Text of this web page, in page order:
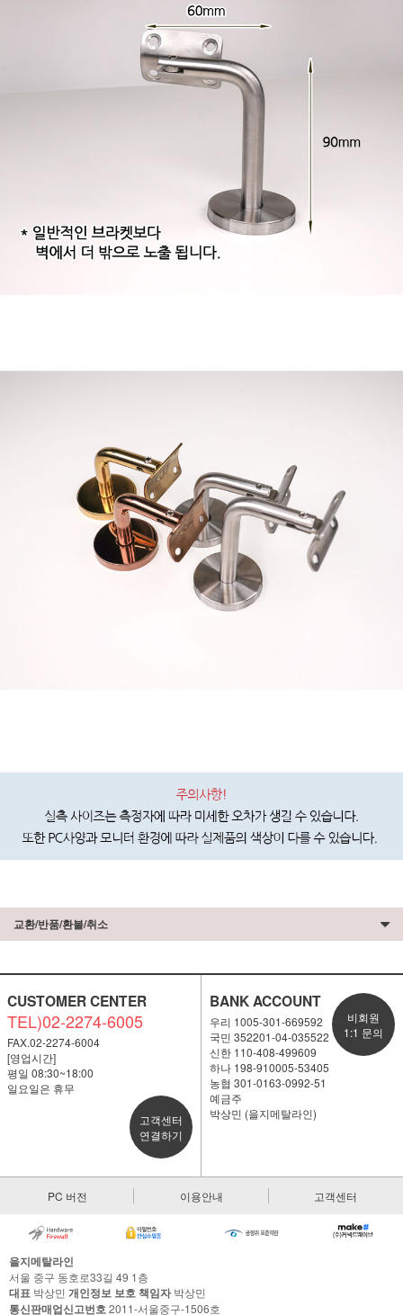
교환/반품/환불/취소
CUSTOMER CENTER
TEL)02-2274-6005
FAX.02-2274-6004
[영업시간]
평일 08:30~18:00
일요일은 휴무
고객센터
연결하기
BANK ACCOUNT
우리 1005-301-669592
국민 352201-04-035522
신한 110-408-499609
하나 198-910005-53405
농협 301-0163-0992-51
예금주
박상민 (을지메탈라인)
비회원
1:1 문의
PC 버전 이용안내 고객센터
을지메탈라인
서울 중구 동호로33길 49 1층
대표 박상민 개인정보 보호 책임자박상민
통신판매업신고번호2011-서울중구-1506호